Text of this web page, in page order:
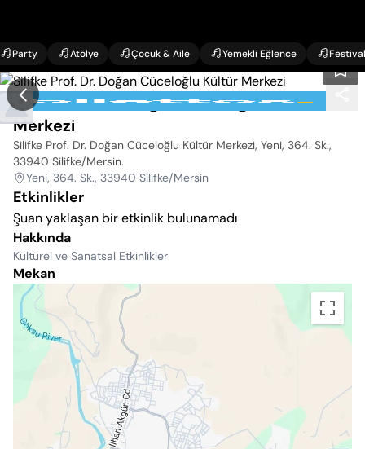
Party Atölye Çocuk & Aile Yemekli Eğlence Festival
Silifke Prof. Dr. Doğan Cüceloğlu Kültür
Merkezi
Silifke Prof. Dr. Doğan Cüceloğlu Kültür Merkezi, Yeni, 364. Sk.,
33940 Silifke/Mersin.
Yeni, 364. Sk., 33940 Silifke/Mersin
Etkinlikler
Şuan yaklaşan bir etkinlik bulunamadı
Hakkında
Kültürel ve Sanatsal Etkinlikler
Mekan